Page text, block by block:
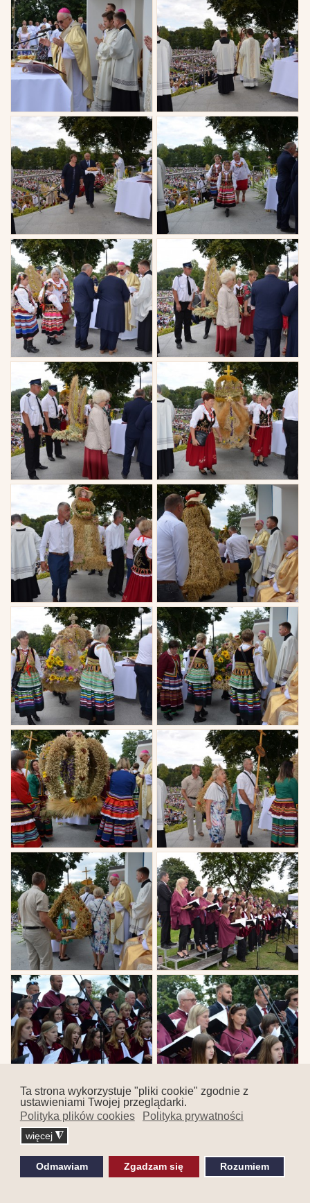
Ta strona wykorzystuje "pliki cookie" zgodnie z
ustawieniami Twojej przeglądarki.
Polityka plików cookies
Polityka prywatności
więcej ◮
Odmawiam Zgadzam się Rozumiem